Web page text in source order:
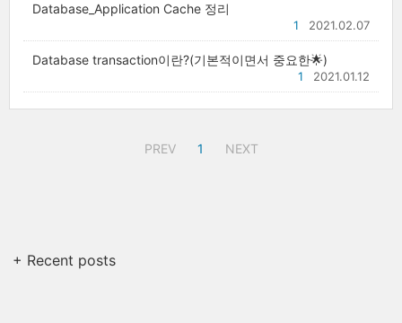
Database_Application Cache 정리
2021.02.07
1
Database transaction이란?(기본적이면서 중요한🌟)
2021.01.12
1
PREV 1 NEXT
+ Recent posts